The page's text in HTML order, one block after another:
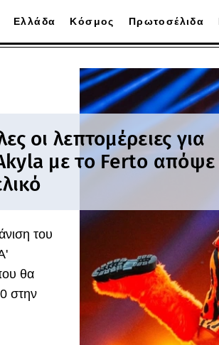
Ελλάδα Κόσμος Πρωτοσέλιδα
οι λεπτομέρειες για
με το Ferto απόψε
του
θα
στην